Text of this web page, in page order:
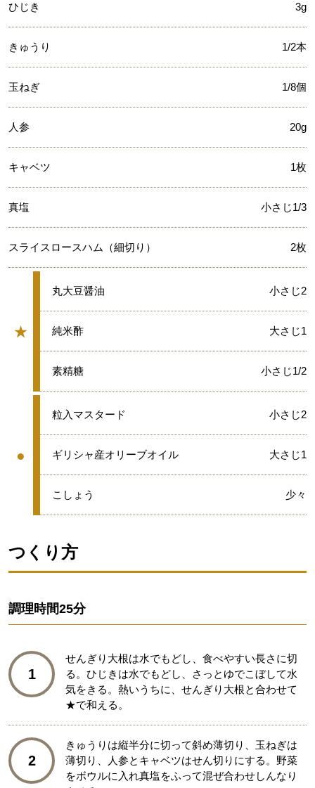
ひじき 3g
きゅうり 1/2本
玉ねぎ 1/8個
人参 20g
キャベツ 1枚
真塩 小さじ1/3
スライスロースハム（細切り） 2枚
★
グループ
★
丸大豆醤油 小さじ2
★
純米酢 大さじ1
★
素精糖 小さじ1/2
●
●
粒入マスタード 小さじ2
●
ギリシャ産オリーブオイル 大さじ1
●
こしょう 少々
つくり方
調理時間25分
1
せんぎり大根は水でもどし、食べやすい長さに切
る。ひじきは水でもどし、さっとゆでこぼして水
気をきる。熱いうちに、せんぎり大根と合わせて
★で和える。
2
きゅうりは縦半分に切って斜め薄切り、玉ねぎは
薄切り、人参とキャベツはせん切りにする。野菜
をボウルに入れ真塩をふって混ぜ合わせしんなり